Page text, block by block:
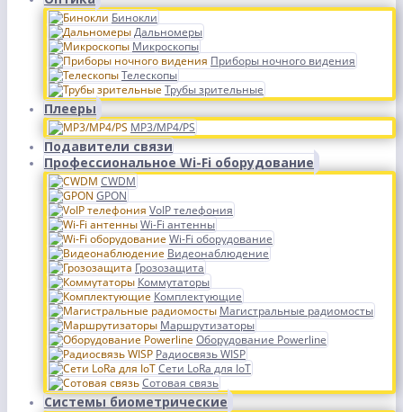
Бинокли
Дальномеры
Микроскопы
Приборы ночного видения
Телескопы
Трубы зрительные
Плееры
MP3/MP4/PS
Подавители связи
Профессиональное Wi-Fi оборудование
CWDM
GPON
VoIP телефония
Wi-Fi антенны
Wi-Fi оборудование
Видеонаблюдение
Грозозащита
Коммутаторы
Комплектующие
Магистральные радиомосты
Маршрутизаторы
Оборудование Powerline
Радиосвязь WISP
Сети LoRa для IoT
Сотовая связь
Системы биометрические